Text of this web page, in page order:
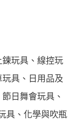
玩具、線控玩
具、日用品及
日舞會玩具、
具、化學與吹瓶